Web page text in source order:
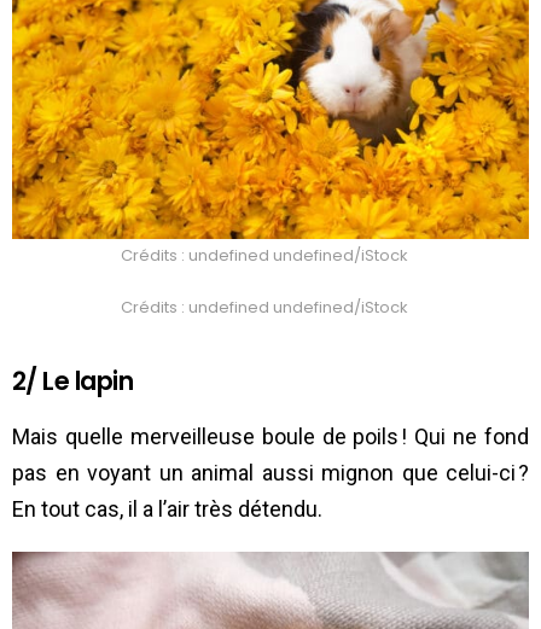
Crédits : undefined undefined/iStock
Crédits : undefined undefined/iStock
2/ Le lapin
Mais quelle merveilleuse boule de poils ! Qui ne fond
pas en voyant un animal aussi mignon que celui-ci ?
En tout cas, il a l’air très détendu.